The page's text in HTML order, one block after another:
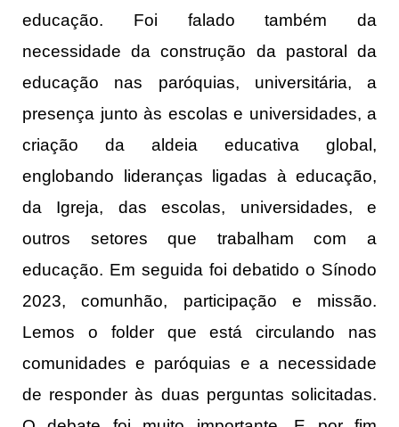
educação. Foi falado também da
necessidade da construção da pastoral da
educação nas paróquias, universitária, a
presença junto às escolas e universidades, a
criação da aldeia educativa global,
englobando lideranças ligadas à educação,
da Igreja, das escolas, universidades, e
outros setores que trabalham com a
educação. Em seguida foi debatido o Sínodo
2023, comunhão, participação e missão.
Lemos o folder que está circulando nas
comunidades e paróquias e a necessidade
de responder às duas perguntas solicitadas.